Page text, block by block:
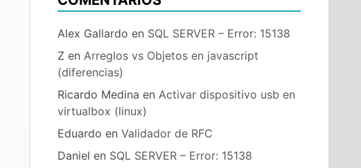
Alex Gallardo en SQL SERVER – Error: 15138
Z en Arreglos vs Objetos en javascript
(diferencias)
Ricardo Medina en Activar dispositivo usb en
virtualbox (linux)
Eduardo en Validador de RFC
Daniel en SQL SERVER – Error: 15138